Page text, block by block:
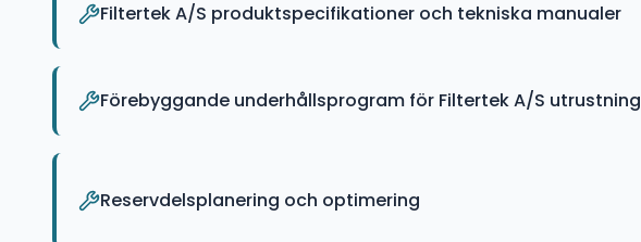
Filtertek A/S produktspecifikationer och tekniska manualer
Förebyggande underhållsprogram för Filtertek A/S utrustning
Reservdelsplanering och optimering